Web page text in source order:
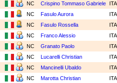
NC Crispino Tommaso Gabriele
NC Fasulo Aurora
NC Fasulo Rossella
NC Franco Alessio
NC Granato Paolo
NC Lucarelli Christian
NC Mancinelli Ubaldo
NC Marotta Christian